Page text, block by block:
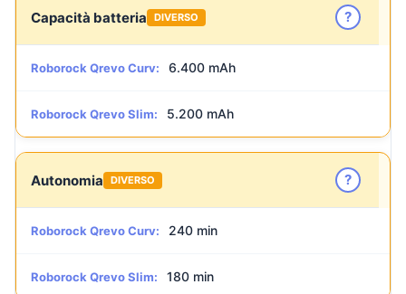
Capacità batteria DIVERSO ?
Roborock Qrevo Curv: 6.400 mAh
Roborock Qrevo Slim: 5.200 mAh
Autonomia DIVERSO ?
Roborock Qrevo Curv: 240 min
Roborock Qrevo Slim: 180 min